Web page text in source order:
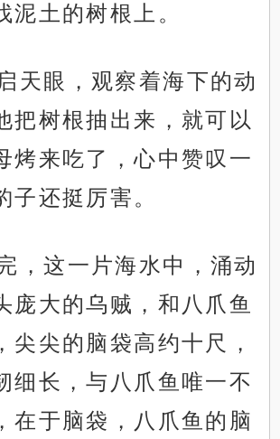
泥土的树根上。
天眼，观察着海下的动
把树根抽出来，就可以
烤来吃了，心中赞叹一
子还挺厉害。
，这一片海水中，涌动
庞大的乌贼，和八爪鱼
尖尖的脑袋高约十尺，
细长，与八爪鱼唯一不
在于脑袋，八爪鱼的脑